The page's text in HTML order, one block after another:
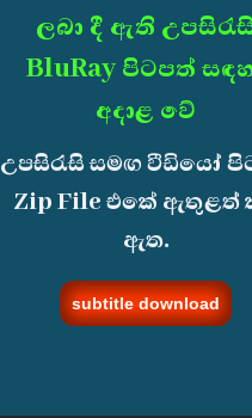
ලබා දී ඇති
BluRay පිටපත්
අදාළ වේ
උපසිරැසි සමඟ වීඩියෝ
Zip File එකේ ඇතුළත්
ඇත.
subtitle download